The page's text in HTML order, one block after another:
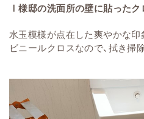
Ⅰ様邸の洗面所の壁に貼ったク
水玉模様が点在した爽やかな印
ビニールクロスなので、拭き掃